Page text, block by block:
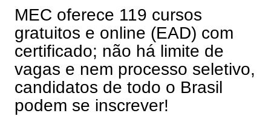
MEC oferece 119 cursos
gratuitos e online (EAD) com
certificado; não há limite de
vagas e nem processo seletivo,
candidatos de todo o Brasil
podem se inscrever!